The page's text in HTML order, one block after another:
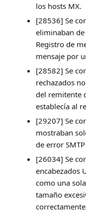
los hosts MX.
[28536] Se
eliminaban
Registro de
mensaje por
[28582] Se
rechazados
del remitente
establecía al
[29207] Se
mostraban
de error
[26034] Se
encabezados
como una
tamaño